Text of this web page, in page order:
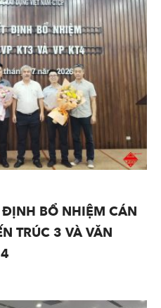
ĐỊNH BỔ NHIỆM CÁN
TRÚC 3 VÀ VĂN